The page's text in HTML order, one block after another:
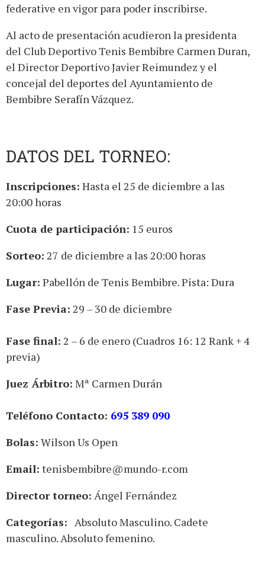
federative en vigor para poder inscribirse.
Al acto de presentación acudieron la presidenta
del Club Deportivo Tenis Bembibre Carmen Duran,
el Director Deportivo Javier Reimundez y el
concejal del deportes del Ayuntamiento de
Bembibre Serafín Vázquez.
DATOS DEL TORNEO:
Inscripciones: Hasta el 25 de diciembre a las
20:00 horas
Cuota de participación: 15 euros
Sorteo: 27 de diciembre a las 20:00 horas
Lugar: Pabellón de Tenis Bembibre. Pista: Dura
Fase Previa: 29 – 30 de diciembre
Fase final: 2 – 6 de enero (Cuadros 16: 12 Rank + 4
previa)
Juez Árbitro: Mª Carmen Durán
Teléfono Contacto: 695 389 090
Bolas: Wilson Us Open
Email: tenisbembibre@mundo-r.com
Director torneo: Ángel Fernández
Categorías: Absoluto Masculino. Cadete
masculino. Absoluto femenino.